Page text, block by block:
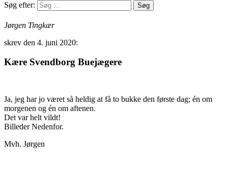
Søg efter:
Jørgen Tingkær
skrev den 4. juni 2020:
Kære Svendborg Buejægere
Ja, jeg har jo været så heldig at få to bukke den første dag; én om
morgenen og én om aftenen.
Det var helt vildt!
Billeder Nedenfor.
Mvh. Jørgen